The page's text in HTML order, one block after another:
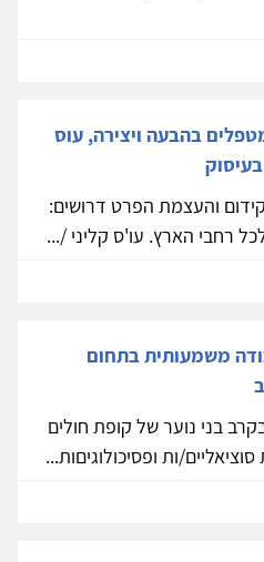
בהבעה ויצירה, עוס
והעצמת הפרט דרושים:
רחבי הארץ. עו'ס קליני /...
משמעותית בתחום
בני נוער של קופת חולים
ות ופסיכולוגיםות...